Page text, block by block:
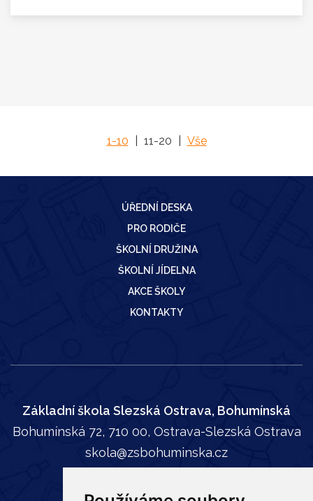
1-10 11-20 Vše
ÚŘEDNÍ DESKA
PRO RODIČE
ŠKOLNÍ DRUŽINA
ŠKOLNÍ JÍDELNA
AKCE ŠKOLY
KONTAKTY
Základní škola Slezská Ostrava, Bohumínská
Bohumínská 72, 710 00, Ostrava-Slezská Ostrava
skola@zsbohuminska.cz